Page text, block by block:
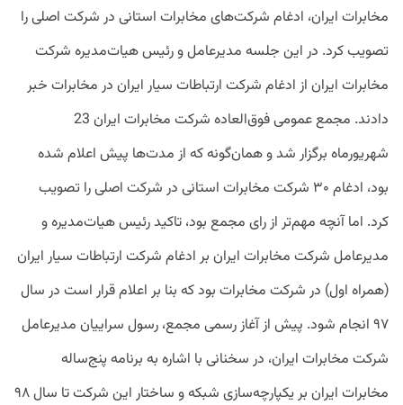
مخابرات ایران، ادغام شرکت‌های مخابرات استانی در شرکت اصلی را
تصویب کرد. در این جلسه مدیرعامل و رئیس هیات‌مدیره شرکت
مخابرات ایران از ادغام شرکت ارتباطات سیار ایران در مخابرات خبر
دادند. مجمع عمومی فوق‌العاده شرکت مخابرات ایران 23
شهریورماه برگزار شد و همان‌گونه که از مدت‌ها پیش اعلام شده
بود، ادغام ۳۰ شرکت مخابرات استانی در شرکت اصلی را تصویب
کرد. اما آنچه مهم‌تر از رای مجمع بود، تاکید رئیس هیات‌مدیره و
مدیرعامل شرکت مخابرات ایران بر ادغام شرکت ارتباطات سیار ایران
(همراه اول) در شرکت مخابرات بود که بنا بر اعلام قرار است در سال
۹۷ انجام شود. پیش از آغاز رسمی مجمع، رسول سراییان مدیرعامل
شرکت مخابرات ایران، در سخنانی با اشاره به برنامه پنج‌ساله
مخابرات ایران بر یکپارچه‌سازی شبکه و ساختار این شرکت تا سال ۹۸